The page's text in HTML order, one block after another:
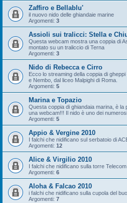
Zaffiro e Bellablu'
il nuovo nido delle ghiandaie marine
Argomenti: 3
Assioli sui tralicci: Stella e
Questa webcam mostra una coppia di
montato su un traliccio di Terna
Argomenti: 3
Nido di Rebecca e Cirro
Ecco lo streaming della coppia di
e Nembo, dal liceo Malpighi di Roma.
Argomenti: 5
Marina e Topazio
Questa coppia di ghiandaia marina, è
una webcam!!! Il nido è uno dei
Argomenti: 5
Appio & Vergine 2010
I falchi che nidificano sul serbatoio di
Argomenti: 12
Alice & Virgilio 2010
I falchi che nidificano sulla torre
Argomenti: 6
Aloha & Falcao 2010
i falchi che nidificano sulla cupola del
Argomenti: 7